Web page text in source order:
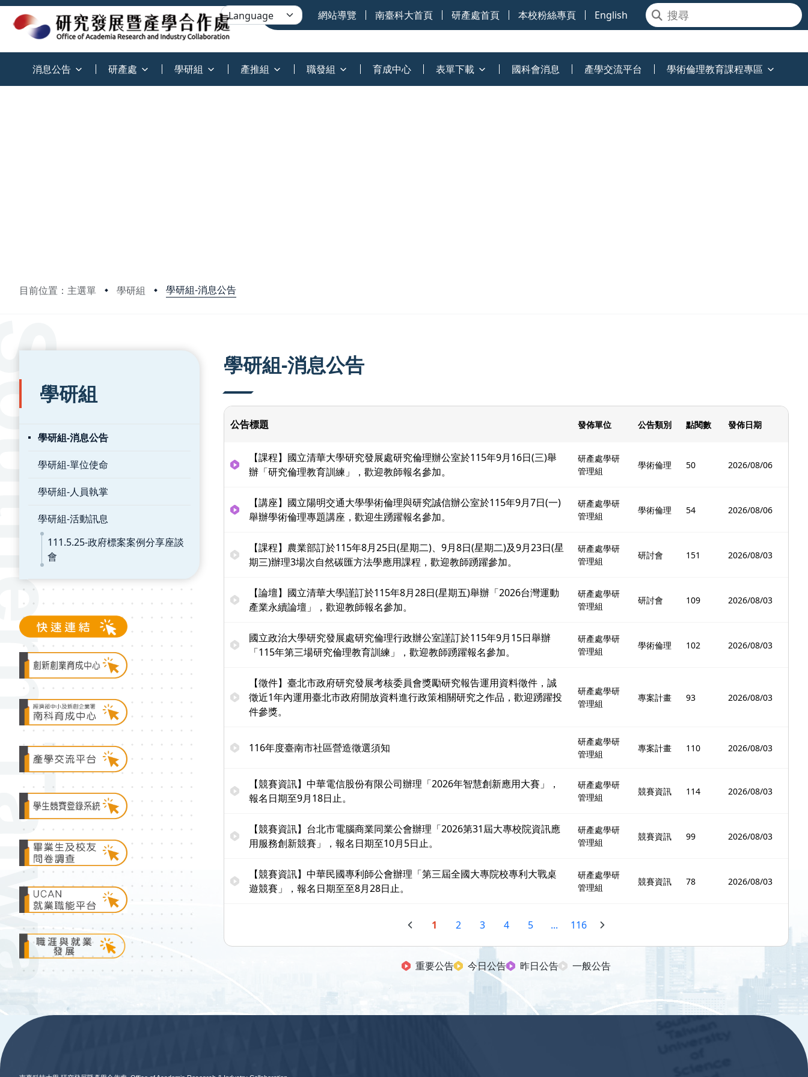
網站導覽 南臺科大首頁 研產處首頁 本校粉絲專頁 English
消息公告 研產處 學研組 產推組 職發組 育成中心 表單下載 國科會消息 產學交流平台 學術倫理教育課程專區
目前位置：主選單 學研組 學研組-消息公告
:::
學研組
學研組-消息公告
學研組-單位使命
學研組-人員執掌
學研組-活動訊息
111.5.25-政府標案案例分享座談
會
學研組-消息公告
公告標題 發佈單位 公告類別 點閱數 發佈日期
【課程】國立清華大學研究發展處研究倫理辦公室於115年9月16日(三)舉
辦「研究倫理教育訓練」，歡迎教師報名參加。
研產處學研
管理組
學術倫理 50 2026/08/06
【講座】國立陽明交通大學學術倫理與研究誠信辦公室於115年9月7日(一)
舉辦學術倫理專題講座，歡迎生踴躍報名參加。
研產處學研
管理組
學術倫理 54 2026/08/06
【課程】農業部訂於115年8月25日(星期二)、9月8日(星期二)及9月23日(星
期三)辦理3場次自然碳匯方法學應用課程，歡迎教師踴躍參加。
研產處學研
管理組
研討會 151 2026/08/03
【論壇】國立清華大學謹訂於115年8月28日(星期五)舉辦「2026台灣運動
產業永續論壇」，歡迎教師報名參加。
研產處學研
管理組
研討會 109 2026/08/03
國立政治大學研究發展處研究倫理行政辦公室謹訂於115年9月15日舉辦
「115年第三場研究倫理教育訓練」，歡迎教師踴躍報名參加。
研產處學研
管理組
學術倫理 102 2026/08/03
【徵件】臺北市政府研究發展考核委員會獎勵研究報告運用資料徵件，誠
徵近1年內運用臺北市政府開放資料進行政策相關研究之作品，歡迎踴躍投
件參獎。
研產處學研
管理組
專案計畫 93 2026/08/03
116年度臺南市社區營造徵選須知
研產處學研
管理組
專案計畫 110 2026/08/03
【競賽資訊】中華電信股份有限公司辦理「2026年智慧創新應用大賽」，
報名日期至9月18日止。
研產處學研
管理組
競賽資訊 114 2026/08/03
【競賽資訊】台北市電腦商業同業公會辦理「2026第31屆大專校院資訊應
用服務創新競賽」，報名日期至10月5日止。
研產處學研
管理組
競賽資訊 99 2026/08/03
【競賽資訊】中華民國專利師公會辦理「第三屆全國大專院校專利大戰桌
遊競賽」，報名日期至至8月28日止。
研產處學研
管理組
競賽資訊 78 2026/08/03
1 2 3 4 5 ... 116
重要公告 今日公告 昨日公告 一般公告
:::